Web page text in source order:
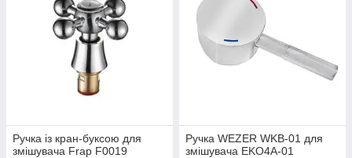
Ручка із кран-буксою для
змішувача Frap F0019
Ручка WEZER WKB-01 для
змішувача EKO4A-01